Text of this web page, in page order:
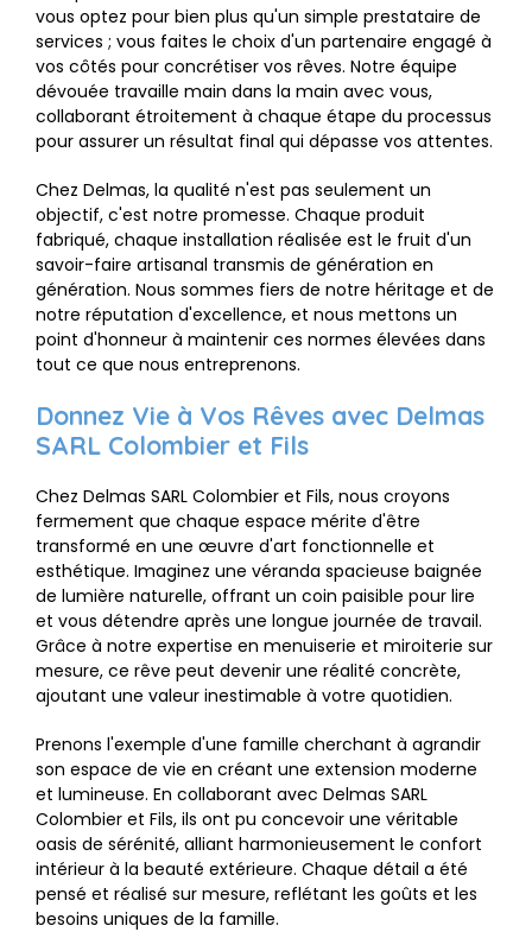
vous optez pour bien plus qu'un simple prestataire de
services ; vous faites le choix d'un partenaire engagé à
vos côtés pour concrétiser vos rêves. Notre équipe
dévouée travaille main dans la main avec vous,
collaborant étroitement à chaque étape du processus
pour assurer un résultat final qui dépasse vos attentes.
Chez Delmas, la qualité n'est pas seulement un
objectif, c'est notre promesse. Chaque produit
fabriqué, chaque installation réalisée est le fruit d'un
savoir-faire artisanal transmis de génération en
génération. Nous sommes fiers de notre héritage et de
notre réputation d'excellence, et nous mettons un
point d'honneur à maintenir ces normes élevées dans
tout ce que nous entreprenons.
Donnez Vie à Vos Rêves avec Delmas
SARL Colombier et Fils
Chez Delmas SARL Colombier et Fils, nous croyons
fermement que chaque espace mérite d'être
transformé en une œuvre d'art fonctionnelle et
esthétique. Imaginez une véranda spacieuse baignée
de lumière naturelle, offrant un coin paisible pour lire
et vous détendre après une longue journée de travail.
Grâce à notre expertise en menuiserie et miroiterie sur
mesure, ce rêve peut devenir une réalité concrète,
ajoutant une valeur inestimable à votre quotidien.
Prenons l'exemple d'une famille cherchant à agrandir
son espace de vie en créant une extension moderne
et lumineuse. En collaborant avec Delmas SARL
Colombier et Fils, ils ont pu concevoir une véritable
oasis de sérénité, alliant harmonieusement le confort
intérieur à la beauté extérieure. Chaque détail a été
pensé et réalisé sur mesure, reflétant les goûts et les
besoins uniques de la famille.